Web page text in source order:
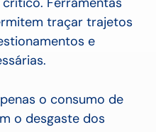
traçar trajetos
e
o consumo de
o desgaste dos